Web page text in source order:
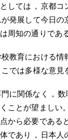
しては ， 京都コ
が発展して今日
周知の通りであ
教育における情
こでは多様な意見
に関係なく ， 数
ことが望ましい
から必要である
であり
， 日本人